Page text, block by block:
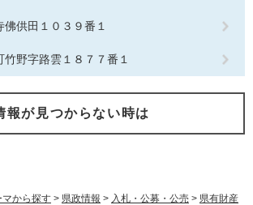
マから探す > 県政情報 > 入札・公募・公売 > 県有財産
供田１０３９番１
野字路雲１８７７番１
報が見つからない時は